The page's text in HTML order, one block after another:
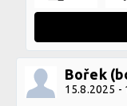
Bořek
15.8.2025 -